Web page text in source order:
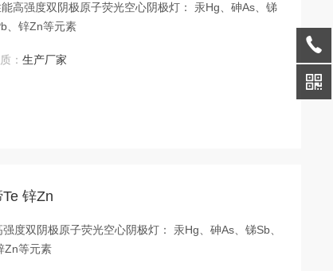
高强度双阴极原子荧光空心阴极灯： 汞Hg、砷As、锑
、锌Zn等元素
：生产厂家
锌Zn
Zn等元素